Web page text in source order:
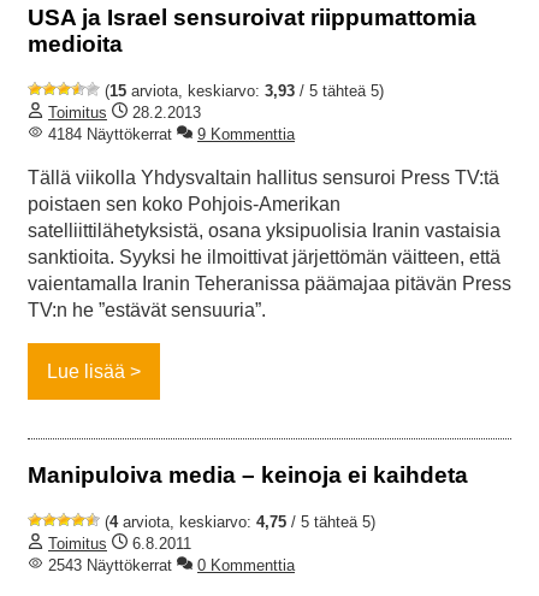
USA ja Israel sensuroivat riippumattomia
medioita
(15 arviota, keskiarvo: 3,93 / 5 tähteä 5)
Toimitus
28.2.2013
4184 Näyttökerrat
9 Kommenttia
Tällä viikolla Yhdysvaltain hallitus sensuroi Press TV:tä
poistaen sen koko Pohjois-Amerikan
satelliittilähetyksistä, osana yksipuolisia Iranin vastaisia
sanktioita. Syyksi he ilmoittivat järjettömän väitteen, että
vaientamalla Iranin Teheranissa päämajaa pitävän Press
TV:n he ”estävät sensuuria”.
Lue lisää
Manipuloiva media – keinoja ei kaihdeta
(4arviota, keskiarvo: 4,75 / 5 tähteä 5)
Toimitus
6.8.2011
2543 Näyttökerrat
0 Kommenttia